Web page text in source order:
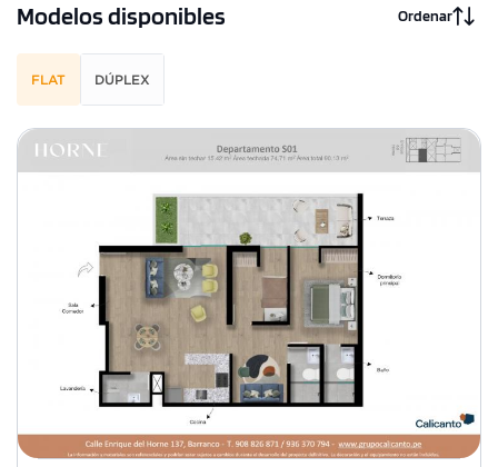
Modelos disponibles Ordenar
FLAT DÚPLEX